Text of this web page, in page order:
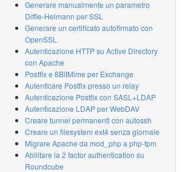
Generare manualmente un parametro
Diffie-Helmann per SSL
Generare un certificato autofirmato con
OpenSSL
Autenticazione HTTP su Active Directory
con Apache
Postfix e 8BitMime per Exchange
Autenticare Postfix presso un relay
Autenticazione Postfix con SASL+LDAP
Autenticazione LDAP per WebDAV
Creare tunnel permanenti con autossh
Creare un filesystem ext4 senza giornale
Migrare Apache da mod_php a php-fpm
Abilitare la 2 factor authentication su
Roundcube